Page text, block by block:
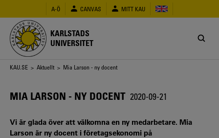
huvudinnehåll
A-Ö CANVAS MITT KAU
KARLSTADS
UNIVERSITET
Länkstig
KAU.SE > Aktuellt > Mia Larson - ny docent
MIA LARSON - NY DOCENT 2020-09-21
Vi är glada över att välkomna en ny medarbetare. Mia
Larson är ny docent i företagsekonomi på